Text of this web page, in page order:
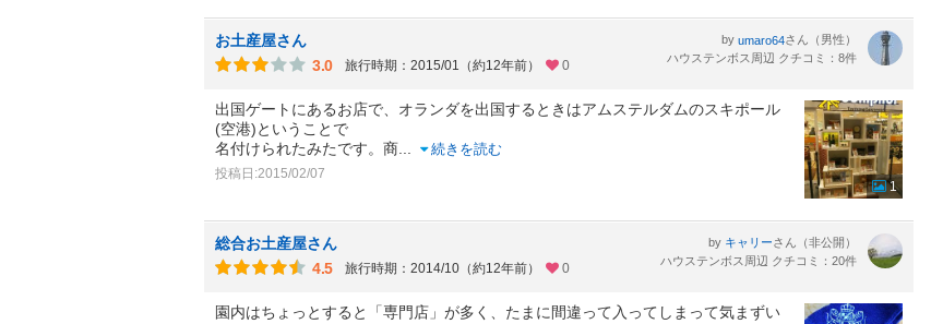
お土産屋さん
3.0
旅行時期：2015/01（約12年前） 0
by umaro64さん（男性）
ハウステンボス周辺 クチコミ：8件
出国ゲートにあるお店で、オランダを出国するときはアムステルダムのスキポール
(空港)ということで
名付けられたみたです。商
続きを読む
投稿日:2015/02/07
1
総合お土産屋さん
4.5
旅行時期：2014/10（約12年前） 0
by キャリーさん（非公開）
ハウステンボス周辺 クチコミ：20件
園内はちょっとすると「専門店」が多く、たまに間違って入ってしまって気まずい